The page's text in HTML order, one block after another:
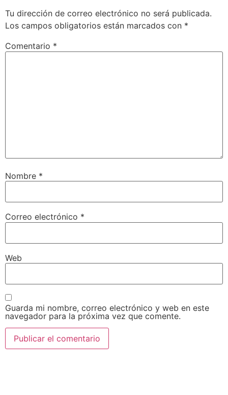
Tu dirección de correo electrónico no será publicada.
Los campos obligatorios están marcados con *
Comentario *
Nombre *
Correo electrónico *
Web
Guarda mi nombre, correo electrónico y web en este
navegador para la próxima vez que comente.